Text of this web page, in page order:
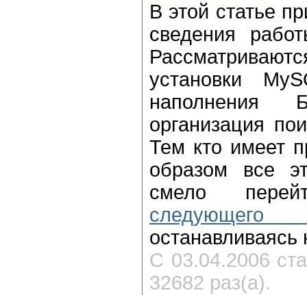
В этой статье
сведения
установки
наполнения
организация
Тем кто имеет
образом все
смело
следующего
останавливаясь
С 03.04.2006
32682 раз(а).